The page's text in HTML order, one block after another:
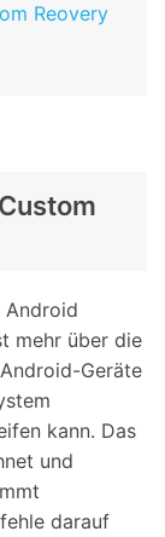
Reovery
Android
mehr über die
Geräte
kann. Das
und
darauf